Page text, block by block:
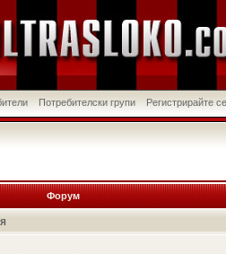
Потребителски групи Регистрирайте се
Форум